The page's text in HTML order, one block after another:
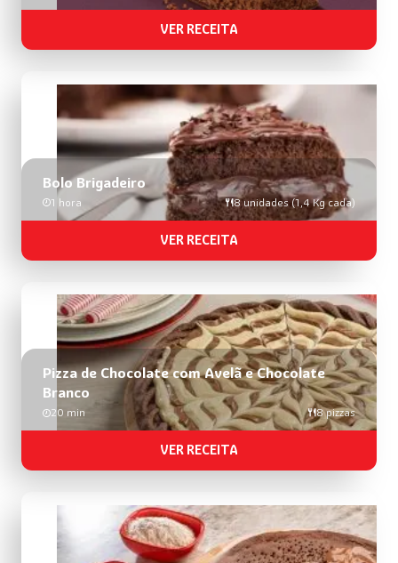
VER RECEITA
Bolo Brigadeiro
1 hora 8 unidades (1,4 Kg cada)
VER RECEITA
Pizza de Chocolate com Avelã e Chocolate
Branco
20 min 8 pizzas
VER RECEITA